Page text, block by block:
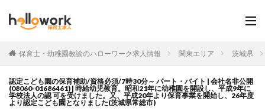
保育士・幼稚園教諭のハローワーク求人情報 関東エリア 茨城県
認定こども園の保育補助/資格必須/7時30分～ パート・バイト | 会社名非公開
(08060-01686461) | 時給幼児教育。昭和21年に幼稚園を開設し、平成9年に
学校法人の認 可を受けました。又、平成20年より保育事業を開始し、26年度
より認定こども園となりました(茨城県常総市)